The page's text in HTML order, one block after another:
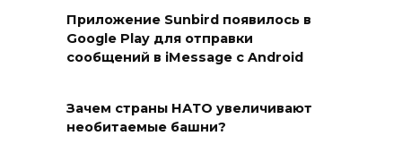
Приложение Sunbird появилось в
Google Play для отправки
сообщений в iMessage с Android
Зачем страны НАТО увеличивают
необитаемые башни?